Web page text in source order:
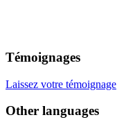
Témoignages
Laissez votre témoignage
Other languages